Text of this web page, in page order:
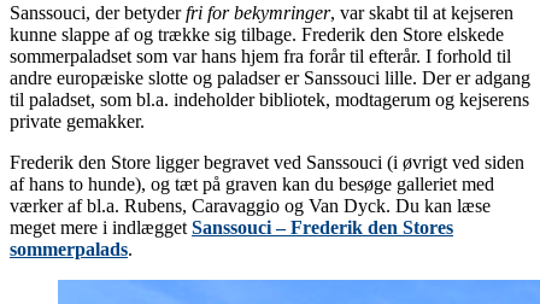
Sanssouci, der betyderfri for bekymringer, var skabt til at kejseren
kunne slappe af og trække sig tilbage. Frederik den Store elskede
sommerpaladset som var hans hjem fra forår til efterår. I forhold til
andre europæiske slotte og paladser er Sanssouci lille. Der er adgang
til paladset, som bl.a. indeholder bibliotek, modtagerum og kejserens
private gemakker.
Frederik den Store ligger begravet ved Sanssouci (i øvrigt ved siden
af hans to hunde), og tæt på graven kan du besøge galleriet med
værker af bl.a. Rubens, Caravaggio og Van Dyck. Du kan læse
meget mere i indlægget Sanssouci – Frederik den Stores
sommerpalads.